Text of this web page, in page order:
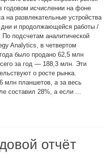
годовом исчислении на фоне
на развлекательные устройства
дни и продолжающейся работы /
подсчетам аналитической
Analytics, в четвертом
было продано 62,5 млн
за год — 188,3 млн. Эти
о росте рынка.
млн планшетов, а за весь
составил 28%, а если ...
отчёт